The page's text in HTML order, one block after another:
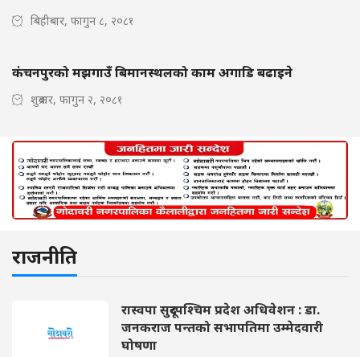
बिहीबार, फागुन ८, २०८१
कंचनपुरको मझगाउँ बिमानस्थलको काम अगाडि बढाइने
शुक्रबार, फागुन २, २०८१
राजनीति
रास्वपा सुदूरपश्चिम प्रदेश अधिवेशन : डा.
जनकराज पन्तको सभापतिमा उम्मेदवारी
घोषणा